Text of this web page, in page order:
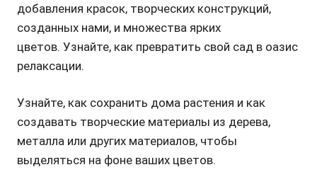
добавления красок, творческих конструкций,
созданных нами, и множества ярких
цветов. Узнайте, как превратить свой сад в оазис
релаксации.
Узнайте, как сохранить дома растения и как
создавать творческие материалы из дерева,
металла или других материалов, чтобы
выделяться на фоне ваших цветов.